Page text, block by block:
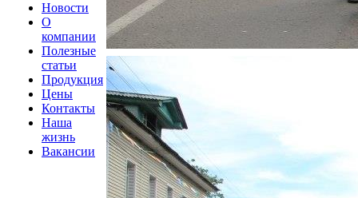
Новости
О
компании
Полезные
статьи
Продукция
Цены
Контакты
Наша
жизнь
Вакансии